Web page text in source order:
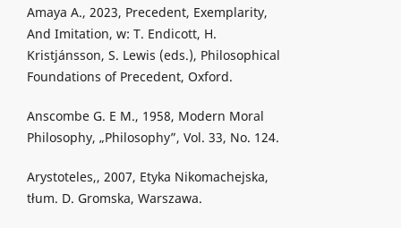
Amaya A., 2023, Precedent, Exemplarity,
And Imitation, w: T. Endicott, H.
Kristjánsson, S. Lewis (eds.), Philosophical
Foundations of Precedent, Oxford.
Anscombe G. E M., 1958, Modern Moral
Philosophy, „Philosophy”, Vol. 33, No. 124.
Arystoteles,, 2007, Etyka Nikomachejska,
tłum. D. Gromska, Warszawa.